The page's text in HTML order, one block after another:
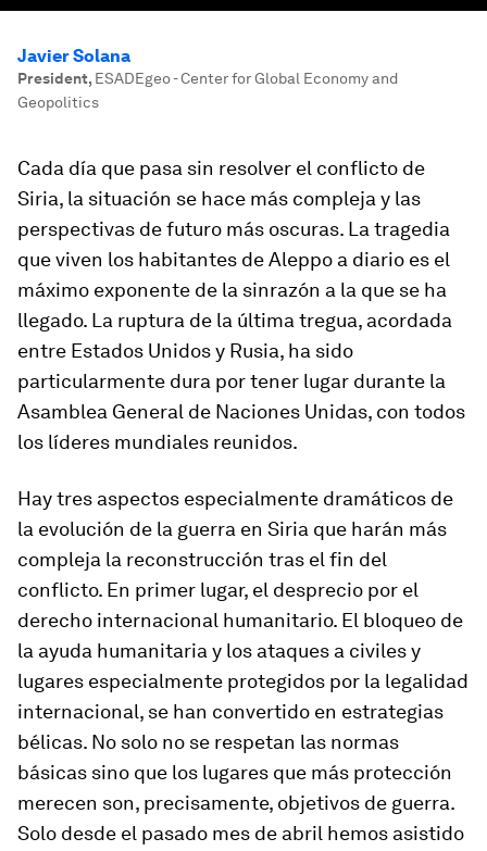
Javier Solana
President, ESADEgeo - Center for Global Economy and
Geopolitics
Cada día que pasa sin resolver el conflicto de
Siria, la situación se hace más compleja y las
perspectivas de futuro más oscuras. La tragedia
que viven los habitantes de Aleppo a diario es el
máximo exponente de la sinrazón a la que se ha
llegado. La ruptura de la última tregua, acordada
entre Estados Unidos y Rusia, ha sido
particularmente dura por tener lugar durante la
Asamblea General de Naciones Unidas, con todos
los líderes mundiales reunidos.
Hay tres aspectos especialmente dramáticos de
la evolución de la guerra en Siria que harán más
compleja la reconstrucción tras el fin del
conflicto. En primer lugar, el desprecio por el
derecho internacional humanitario. El bloqueo de
la ayuda humanitaria y los ataques a civiles y
lugares especialmente protegidos por la legalidad
internacional, se han convertido en estrategias
bélicas. No solo no se respetan las normas
básicas sino que los lugares que más protección
merecen son, precisamente, objetivos de guerra.
Solo desde el pasado mes de abril hemos asistido